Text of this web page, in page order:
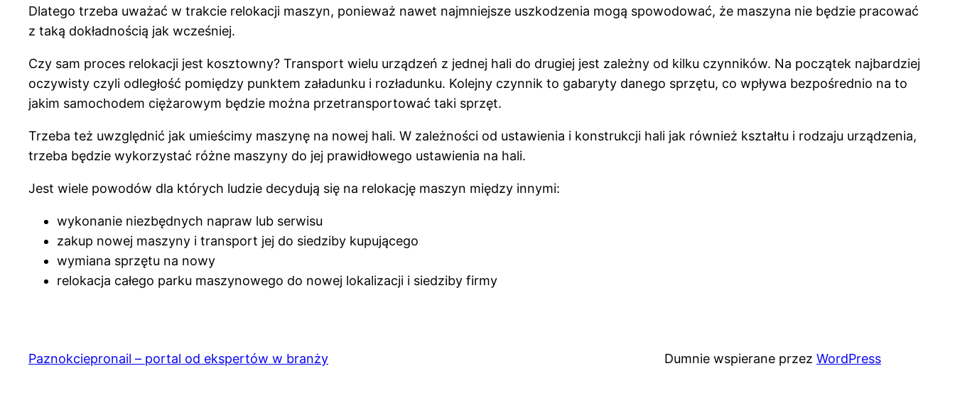
Dlatego trzeba uważać w trakcie relokacji maszyn, ponieważ nawet najmniejsze uszkodzenia mogą spowodować, że maszyna nie będzie pracować
z taką dokładnością jak wcześniej.
Czy sam proces relokacji jest kosztowny? Transport wielu urządzeń z jednej hali do drugiej jest zależny od kilku czynników. Na początek najbardziej
oczywisty czyli odległość pomiędzy punktem załadunku i rozładunku. Kolejny czynnik to gabaryty danego sprzętu, co wpływa bezpośrednio na to
jakim samochodem ciężarowym będzie można przetransportować taki sprzęt.
Trzeba też uwzględnić jak umieścimy maszynę na nowej hali. W zależności od ustawienia i konstrukcji hali jak również kształtu i rodzaju urządzenia,
trzeba będzie wykorzystać różne maszyny do jej prawidłowego ustawienia na hali.
Jest wiele powodów dla których ludzie decydują się na relokację maszyn między innymi:
wykonanie niezbędnych napraw lub serwisu
zakup nowej maszyny i transport jej do siedziby kupującego
wymiana sprzętu na nowy
relokacja całego parku maszynowego do nowej lokalizacji i siedziby firmy
Paznokciepronail – portal od ekspertów w branży Dumnie wspierane przez WordPress